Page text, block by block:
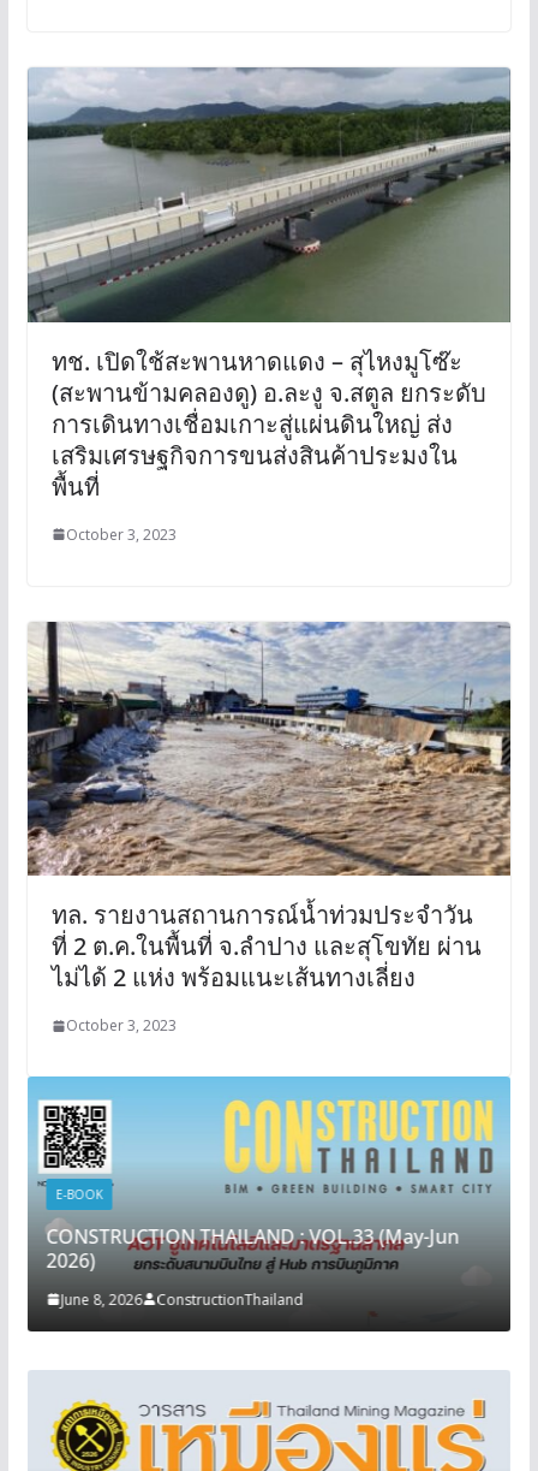
ทช. เปิดใช้สะพานหาดแดง – สุไหงมูโซ๊ะ
(สะพานข้ามคลองดู) อ.ละงู จ.สตูล ยกระดับ
การเดินทางเชื่อมเกาะสู่แผ่นดินใหญ่ ส่ง
เสริมเศรษฐกิจการขนส่งสินค้าประมงใน
พื้นที่
October 3, 2023
ทล. รายงานสถานการณ์น้ำท่วมประจำวัน
ที่ 2 ต.ค.ในพื้นที่ จ.ลำปาง และสุโขทัย ผ่าน
ไม่ได้ 2 แห่ง พร้อมแนะเส้นทางเลี่ยง
October 3, 2023
E-BOOK
CONSTRUCTION THAILAND : VOL.33 (May-Jun
2026)
June 8, 2026 ConstructionThailand